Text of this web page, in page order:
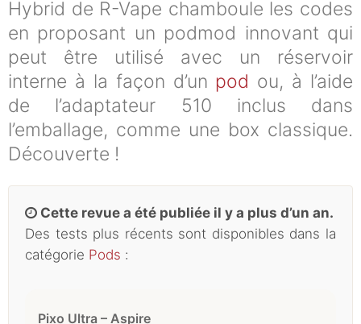
Hybrid de R-Vape chamboule les codes
en proposant un podmod innovant qui
peut être utilisé avec un réservoir
interne à la façon d’un pod ou, à l’aide
de l’adaptateur 510 inclus dans
l’emballage, comme une box classique.
Découverte !
Cette revue a été publiée il y a plus d’un an.
Des tests plus récents sont disponibles dans la
catégorie Pods :
Pixo Ultra – Aspire